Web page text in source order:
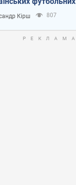
можуть
вбивцями
Кірш 807